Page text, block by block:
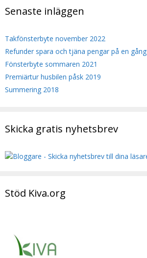
Senaste inläggen
Takfönsterbyte november 2022
Refunder spara och tjäna pengar på en gång
Fönsterbyte sommaren 2021
Premiärtur husbilen påsk 2019
Summering 2018
Skicka gratis nyhetsbrev
Stöd Kiva.org